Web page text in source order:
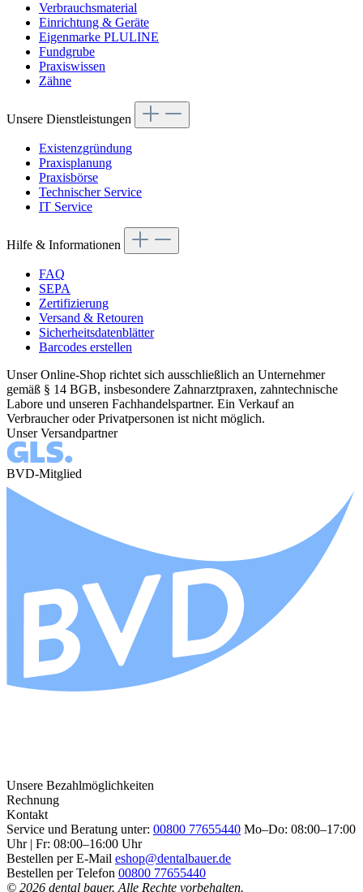
Verbrauchsmaterial
Einrichtung & Geräte
Eigenmarke PLULINE
Fundgrube
Praxiswissen
Zähne
Unsere Dienstleistungen
Existenzgründung
Praxisplanung
Praxisbörse
Technischer Service
IT Service
Hilfe & Informationen
FAQ
SEPA
Zertifizierung
Versand & Retouren
Sicherheitsdatenblätter
Barcodes erstellen
Unser Online-Shop richtet sich ausschließlich an Unternehmer
gemäß § 14 BGB, insbesondere Zahnarztpraxen, zahntechnische
Labore und unseren Fachhandelspartner. Ein Verkauf an
Verbraucher oder Privatpersonen ist nicht möglich.
Unser Versandpartner
BVD-Mitglied
Unsere Bezahlmöglichkeiten
Rechnung
Kontakt
Service und Beratung unter: 00800 77655440 Mo–Do: 08:00–17:00
Uhr | Fr: 08:00–16:00 Uhr
Bestellen per E-Mail eshop@dentalbauer.de
Bestellen per Telefon 00800 77655440
© 2026 dental bauer. Alle Rechte vorbehalten.